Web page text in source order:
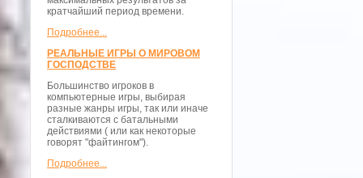
кратчайший период времени.
Подробнее...
РЕАЛЬНЫЕ ИГРЫ О МИРОВОМ
ГОСПОДСТВЕ
Большинство игроков в
компьютерные игры, выбирая
разные жанры игры, так или иначе
сталкиваются с батальными
действиями ( или как некоторые
говорят "файтингом").
Подробнее...